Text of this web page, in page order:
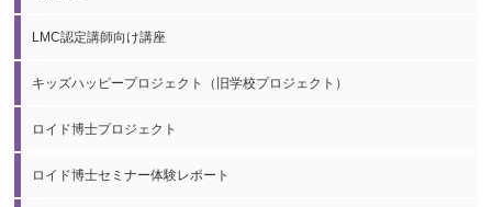
LMC認定講師向け講座
キッズハッピープロジェクト（旧学校プロジェクト）
ロイド博士プロジェクト
ロイド博士セミナー体験レポート